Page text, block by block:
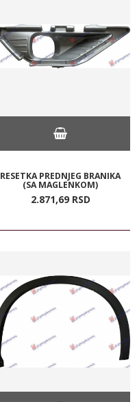
RESETKA PREDNJEG BRANIKA
(SA MAGLENKOM)
2.871,69 RSD